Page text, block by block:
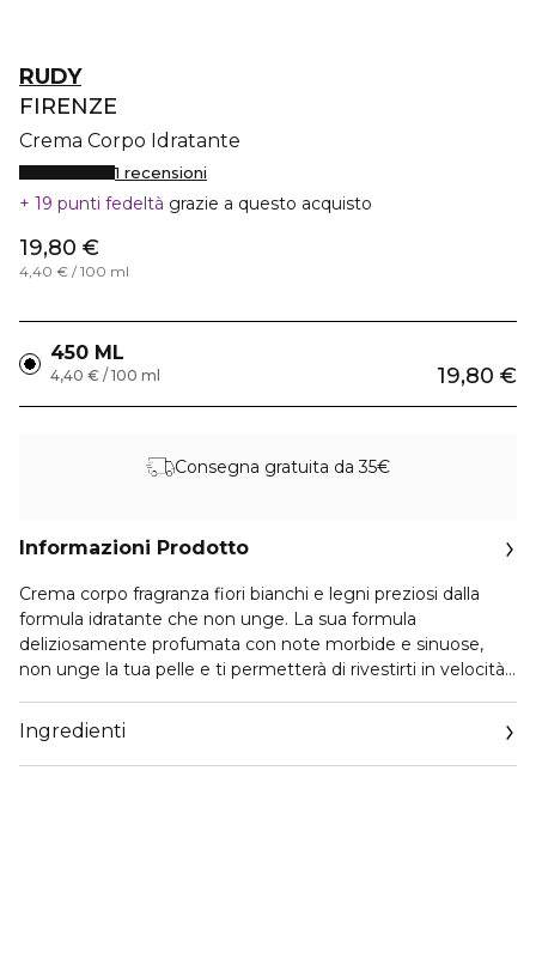
RUDY
FIRENZE
Crema Corpo Idratante
1 recensioni
19 punti fedeltà grazie a questo acquisto
19,80 €
4,40 € / 100 ml
450 ML
19,80 €
4,40 € / 100 ml
Consegna gratuita da 35€
Informazioni Prodotto
Crema corpo fragranza fiori bianchi e legni preziosi dalla
formula idratante che non unge. La sua formula
deliziosamente profumata con note morbide e sinuose,
non unge la tua pelle e ti permetterà di rivestirti in velocità
risultato sarà una pelle giustamente idratata , radiosa, ed
intensamente profumata ai fiori bianchi e legni preziosi.
Ingredienti